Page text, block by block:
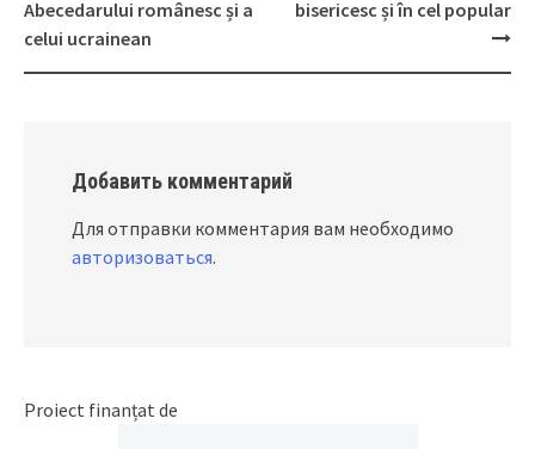
Post
navigation
Abecedarului românesc și a
celui ucrainean
bisericesc și în cel popular
Добавить комментарий
Для отправки комментария вам необходимо
авторизоваться.
Proiect finanțat de